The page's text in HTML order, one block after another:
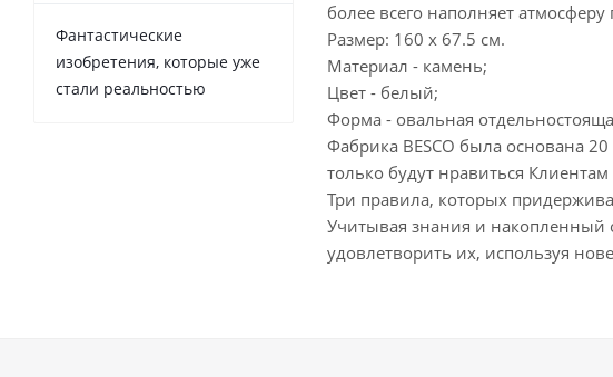
более всего наполняет
Размер: 160 х 67.5 см.
Материал - камень;
Цвет - белый;
Форма - овальная
Фабрика BESCO была основана
только будут нравиться
Три правила, которых
Учитывая знания и накопленный
удовлетворить их, используя
Фантастические
изобретения, которые уже
стали реальностью